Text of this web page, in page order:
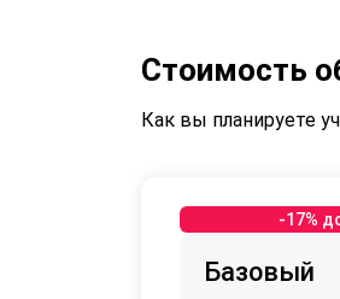
Стоимость
Как вы планируете
-17%
Базовый